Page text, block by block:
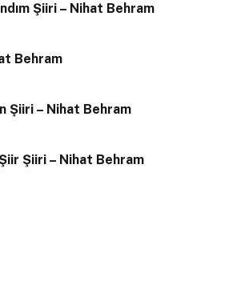
Şiiri – Nihat Behram
Behram
Şiiri – Nihat Behram
Şiiri – Nihat Behram